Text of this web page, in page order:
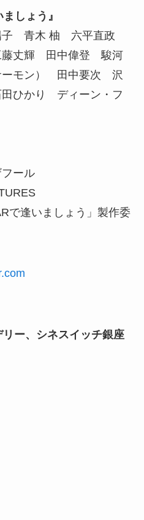
しょう』
子 青木 柚 六平直政
丈輝 田中偉登 駿河
ーモン） 田中要次 沢
ひかり ディーン・フ
ール
で逢いましょう」製作委
ー、シネスイッチ銀座